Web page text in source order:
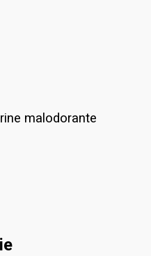
malodorante